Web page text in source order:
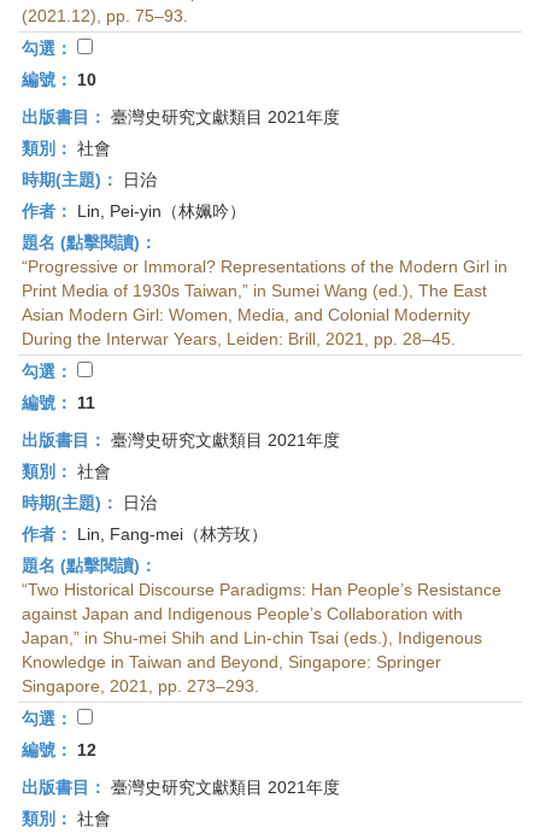
(2021.12), pp. 75–93.
勾選：
編號：
10
出版書目： 臺灣史研究文獻類目 2021年度
類別： 社會
時期(主題)：
日治
作者：
Lin, Pei-yin（林姵吟）
題名 (點擊閱讀)：
“Progressive or Immoral? Representations of the Modern Girl in
Print Media of 1930s Taiwan,” in Sumei Wang (ed.), The East
Asian Modern Girl: Women, Media, and Colonial Modernity
During the Interwar Years, Leiden: Brill, 2021, pp. 28–45.
勾選：
編號：
11
出版書目： 臺灣史研究文獻類目 2021年度
類別： 社會
時期(主題)：
日治
作者：
Lin, Fang-mei（林芳玫）
題名 (點擊閱讀)：
“Two Historical Discourse Paradigms: Han People’s Resistance
against Japan and Indigenous People’s Collaboration with
Japan,” in Shu-mei Shih and Lin-chin Tsai (eds.), Indigenous
Knowledge in Taiwan and Beyond, Singapore: Springer
Singapore, 2021, pp. 273–293.
勾選：
編號：
12
出版書目： 臺灣史研究文獻類目 2021年度
類別： 社會